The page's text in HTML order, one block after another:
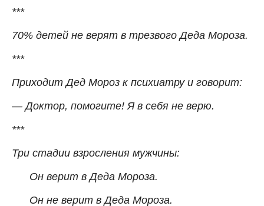
***
70% детей не верят в трезвого Деда Мороза.
***
Приходит Дед Мороз к психиатру и говорит:
— Доктор, помогите! Я в себя не верю.
***
Три стадии взросления мужчины:
Он верит в Деда Мороза.
Он не верит в Деда Мороза.